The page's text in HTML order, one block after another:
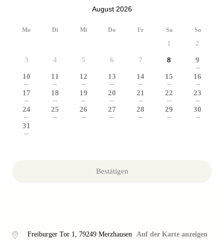
August 2026
Mo Di Mi Do Fr Sa So
1 2
3 4 5 6 7 8 9
---
10
---
11
---
12
---
13
---
14
---
15
---
16
---
17
---
18
---
19
---
20
---
21
---
22
---
23
---
24
---
25
---
26
---
27
---
28
---
29
---
30
---
31
---
Bestätigen
Freiburger Tor 1, 79249 Merzhausen Auf der Karte anzeigen